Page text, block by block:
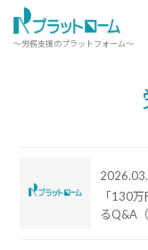
～労務支援のプラットフォーム～
「130
るQ&A